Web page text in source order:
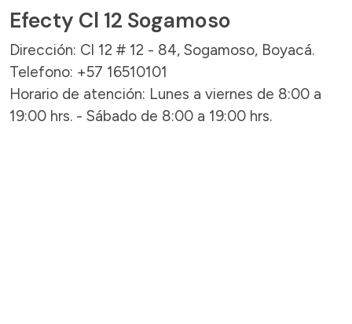
Efecty Cl 12 Sogamoso
Dirección: Cl 12 # 12 - 84, Sogamoso, Boyacá.
Telefono: +57 16510101
Horario de atención: Lunes a viernes de 8:00 a
19:00 hrs. - Sábado de 8:00 a 19:00 hrs.